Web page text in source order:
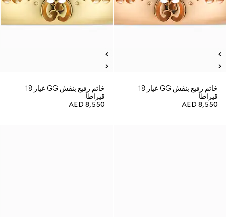
خاتم رفيع بنقش GG عيار 18
قيراطاً
AED 8,550
خاتم رفيع بنقش GG عيار 18
قيراطاً
AED 8,550